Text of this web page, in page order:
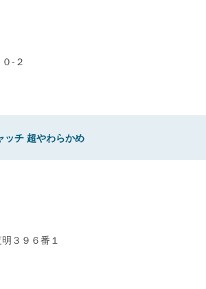
-２
ッチ 超やわらかめ
３９６番１